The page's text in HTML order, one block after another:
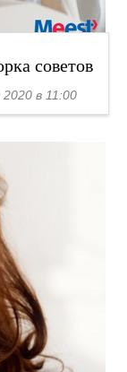
советов
в 11:00